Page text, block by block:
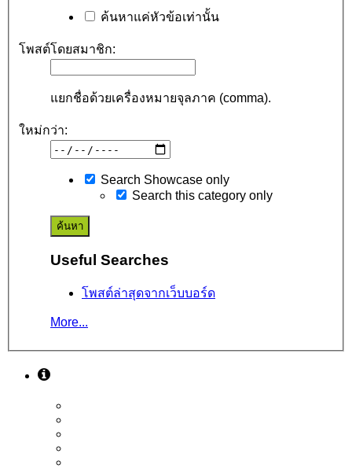
ค้นหาแค่หัวข้อเท่านั้น
โพสต์โดยสมาชิก:
แยกชื่อด้วยเครื่องหมายจุลภาค (comma).
ใหม่กว่า:
Search Showcase only
Search this category only
Useful Searches
โพสต์ล่าสุดจากเว็บบอร์ด
More...